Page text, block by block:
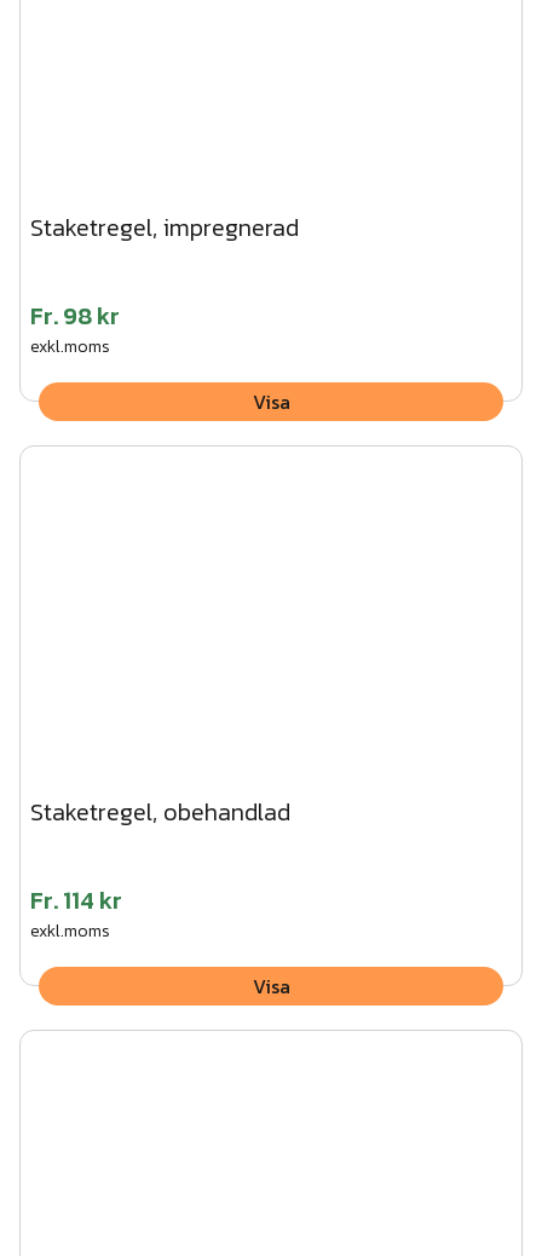
Staketregel, impregnerad
Fr.98 kr
exkl.moms
Visa
Staketregel, obehandlad
Fr.114 kr
exkl.moms
Visa